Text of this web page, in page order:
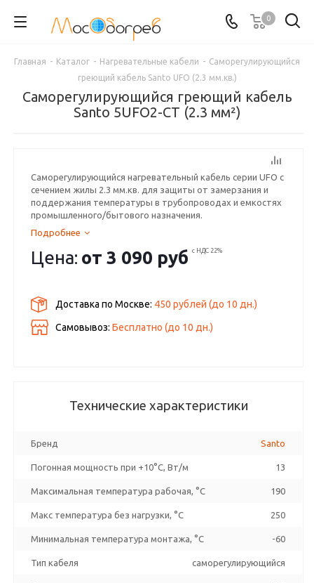
0
Главная - Каталог - Нагревательные кабели - Саморегулирующийся
греющий кабель Santo UFO (2.3 мм.кв.)
Саморегулирующийся греющий кабель
Santo 5UFO2-CT (2.3 мм²)
Саморегулирующийся нагревательный кабель серии UFO с
сечением жилы 2.3 мм.кв. для защиты от замерзания и
поддержания температуры в трубопроводах и емкостях
промышленного/бытового назначения.
Подробнее
Цена: от3 090 руб с НДС 22%
Доставка по Москве: 450 рублей (до 10 дн.)
Самовывоз:Бесплатно (до 10 дн.)
Технические характеристики
Бренд Santo
Погонная мощность при +10°С, Вт/м 13
Максимальная температура рабочая, °C 190
Макс температура без нагрузки, °C 250
Минимальная температура монтажа, °C -60
Тип кабеля саморегулирующийся